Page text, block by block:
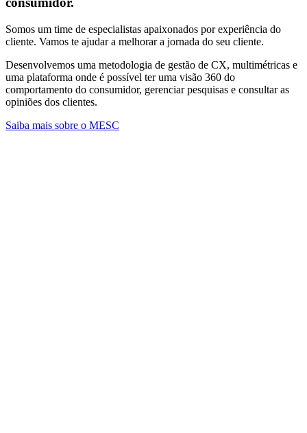
Somos um time de especialistas apaixonados por experiência do
cliente. Vamos te ajudar a melhorar a jornada do seu cliente.
Desenvolvemos uma metodologia de gestão de CX, multimétricas e
uma plataforma onde é possível ter uma visão 360 do
comportamento do consumidor, gerenciar pesquisas e consultar as
opiniões dos clientes.
Saiba mais sobre o MESC